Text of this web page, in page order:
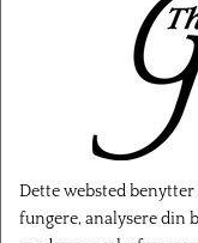
RELATEREDE
Dette websted
fungere, analysere din